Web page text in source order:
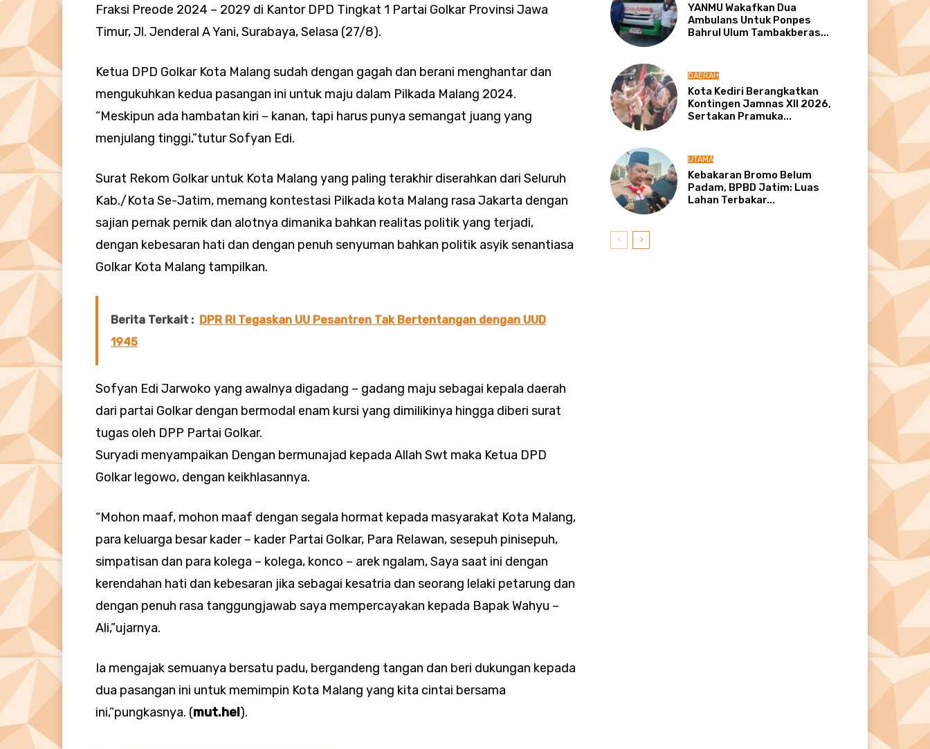
Fraksi Preode 2024 – 2029 di Kantor DPD Tingkat 1 Partai Golkar Provinsi Jawa
Timur, Jl. Jenderal A Yani, Surabaya, Selasa (27/8).
Ketua DPD Golkar Kota Malang sudah dengan gagah dan berani menghantar dan
mengukuhkan kedua pasangan ini untuk maju dalam Pilkada Malang 2024.
“Meskipun ada hambatan kiri – kanan, tapi harus punya semangat juang yang
menjulang tinggi,”tutur Sofyan Edi.
Surat Rekom Golkar untuk Kota Malang yang paling terakhir diserahkan dari Seluruh
Kab./Kota Se-Jatim, memang kontestasi Pilkada kota Malang rasa Jakarta dengan
sajian pernak pernik dan alotnya dimanika bahkan realitas politik yang terjadi,
dengan kebesaran hati dan dengan penuh senyuman bahkan politik asyik senantiasa
Golkar Kota Malang tampilkan.
Berita Terkait : DPR RI Tegaskan UU Pesantren Tak Bertentangan dengan UUD
1945
Sofyan Edi Jarwoko yang awalnya digadang – gadang maju sebagai kepala daerah
dari partai Golkar dengan bermodal enam kursi yang dimilikinya hingga diberi surat
tugas oleh DPP Partai Golkar.
Suryadi menyampaikan Dengan bermunajad kepada Allah Swt maka Ketua DPD
Golkar legowo, dengan keikhlasannya.
“Mohon maaf, mohon maaf dengan segala hormat kepada masyarakat Kota Malang,
para keluarga besar kader – kader Partai Golkar, Para Relawan, sesepuh pinisepuh,
simpatisan dan para kolega – kolega, konco – arek ngalam, Saya saat ini dengan
kerendahan hati dan kebesaran jika sebagai kesatria dan seorang lelaki petarung dan
dengan penuh rasa tanggungjawab saya mempercayakan kepada Bapak Wahyu –
Ali,”ujarnya.
Ia mengajak semuanya bersatu padu, bergandeng tangan dan beri dukungan kepada
dua pasangan ini untuk memimpin Kota Malang yang kita cintai bersama
ini,”pungkasnya. (mut.hel).
YANMU Wakafkan Dua
Ambulans Untuk Ponpes
Bahrul Ulum Tambakberas...
DAERAH
Kota Kediri Berangkatkan
Kontingen Jamnas XII 2026,
Sertakan Pramuka...
UTAMA
Kebakaran Bromo Belum
Padam, BPBD Jatim: Luas
Lahan Terbakar...